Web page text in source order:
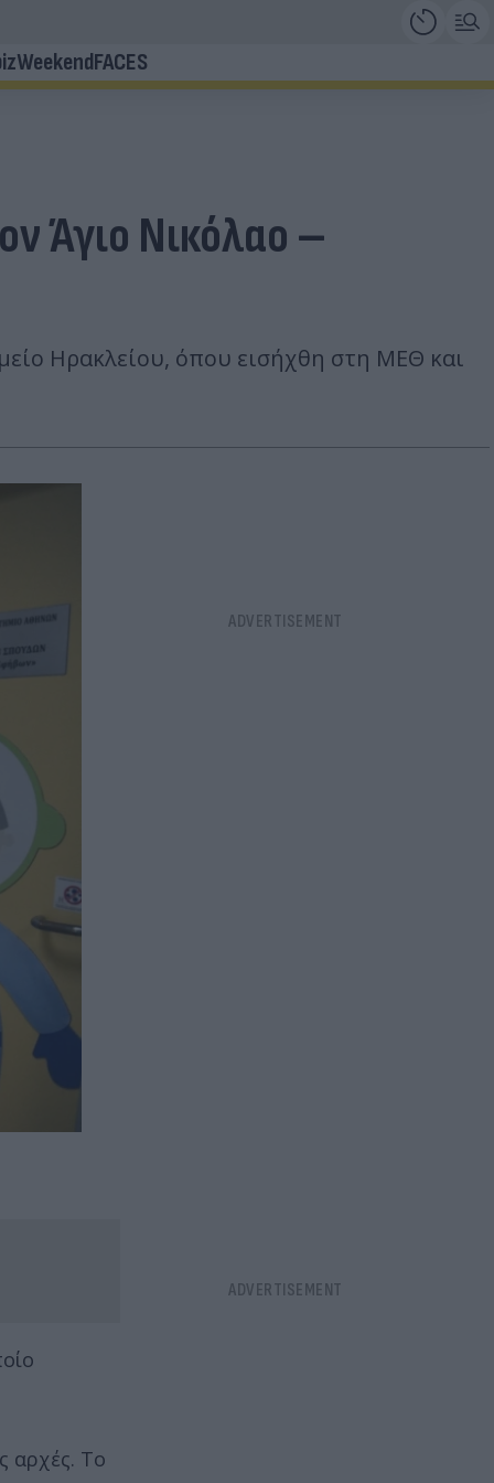
WeekendFACES
Άγιο Νικόλαο –
Ηρακλείου, όπου εισήχθη στη ΜΕΘ και
αρχές. Το